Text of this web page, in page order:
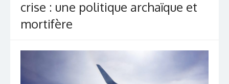
crise : une politique archaïque et
mortifère